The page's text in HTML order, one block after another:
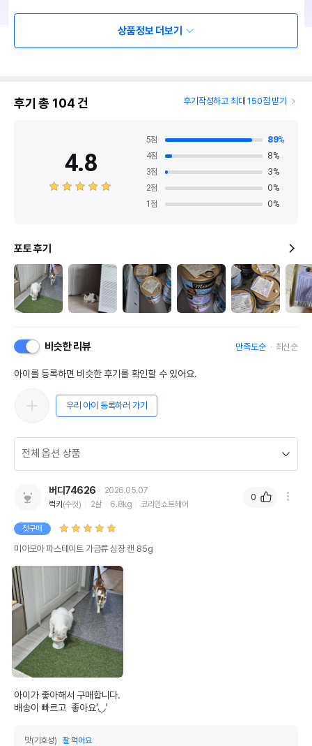
상품정보 더보기
후기 총 104건 후기작성하고 최대 150점 받기
4.8
5점 89%
4점 8%
3점 3%
2점 0%
1 점 0%
포토 후기
비슷한 리뷰 만족도순 최신순
아이를 등록하면 비슷한 후기를 확인할 수 있어요.
우리 아이 등록하러 가기
버디74626
2026.05.07
럭키(수컷) 2살 6.8kg 코리안쇼트헤어
첫구매
미아모아 파스테이트 가금류 심장 캔 85g
아이가 좋아해서 구매합니다.
배송이 빠르고  좋아요'◡'
맛(기호성)
잘 먹어요
0